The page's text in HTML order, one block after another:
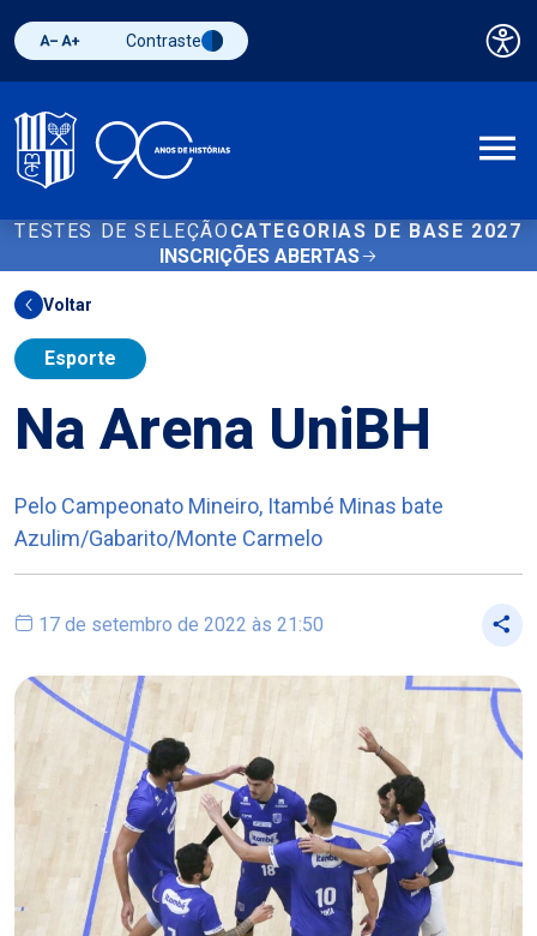
Diminuir fonte
Aumentar fonteAlternar contraste
Contraste
TESTES DE SELEÇÃO CATEGORIAS DE BASE 2027
INSCRIÇÕES ABERTAS
Voltar
Esporte
Na Arena UniBH
Pelo Campeonato Mineiro, Itambé Minas bate
Azulim/Gabarito/Monte Carmelo
17 de setembro de 2022 às 21:50